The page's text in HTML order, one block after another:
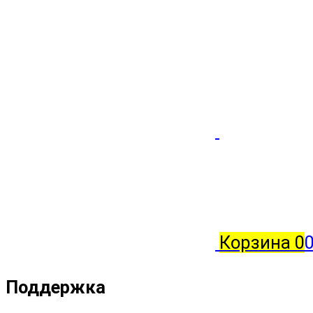
Корзина 0
Поддержка